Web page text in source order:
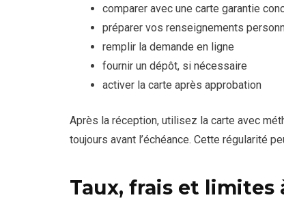
comparer avec une carte garantie
préparer vos renseignements
remplir la demande en ligne
fournir un dépôt, si nécessaire
activer la carte après approbation
Après la réception, utilisez la carte avec
toujours avant l’échéance. Cette régularité
Taux, frais et limites